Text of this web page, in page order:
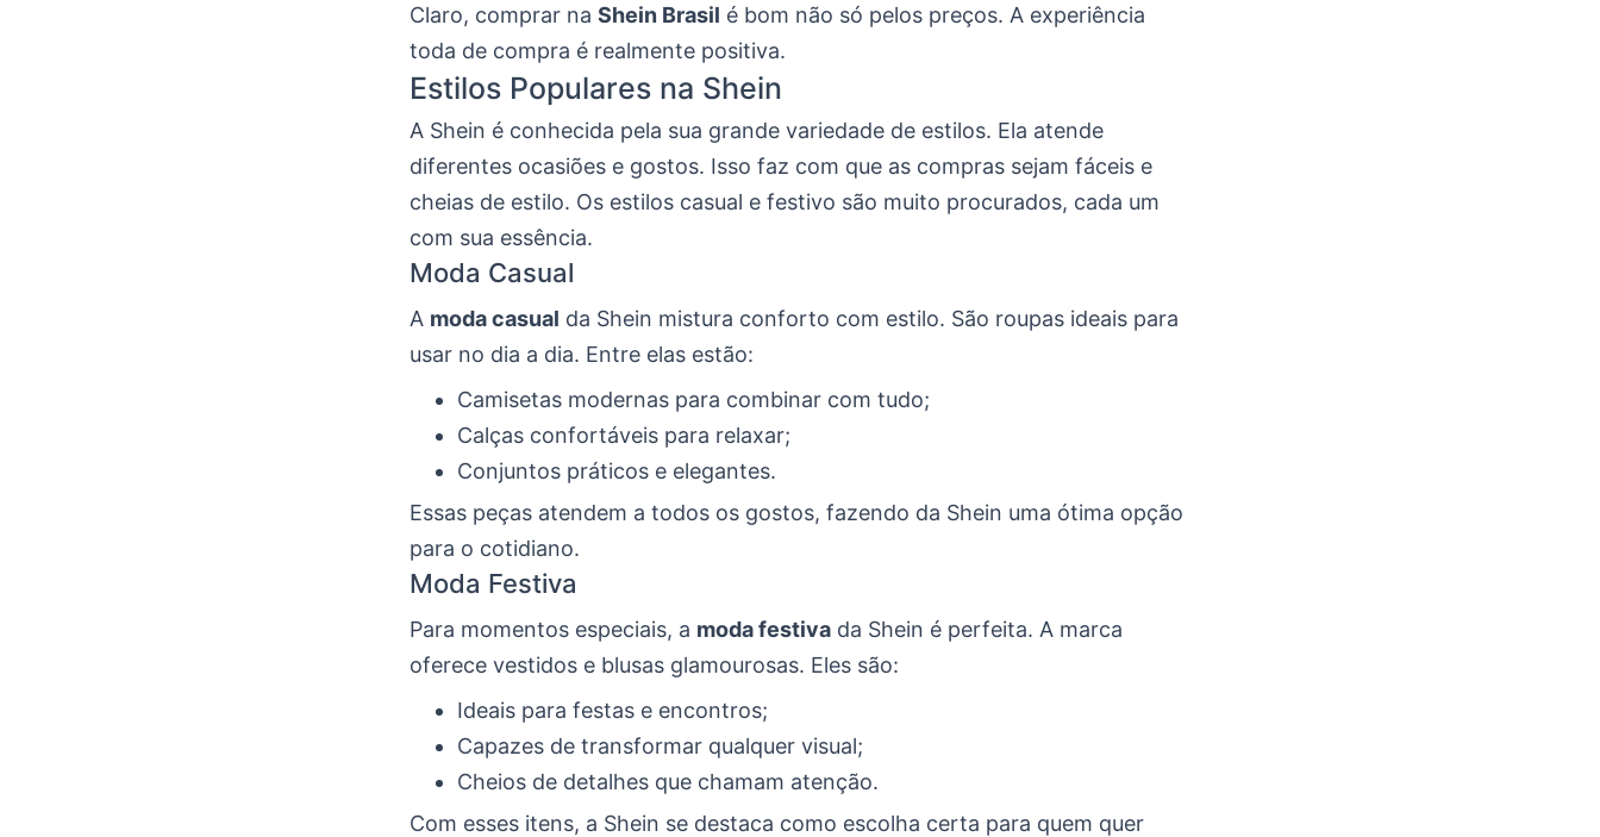
Claro, comprar na Shein Brasil é bom não só pelos preços. A experiência
toda de compra é realmente positiva.
Estilos Populares na Shein
A Shein é conhecida pela sua grande variedade de estilos. Ela atende
diferentes ocasiões e gostos. Isso faz com que as compras sejam fáceis e
cheias de estilo. Os estilos casual e festivo são muito procurados, cada um
com sua essência.
Moda Casual
A moda casual da Shein mistura conforto com estilo. São roupas ideais para
usar no dia a dia. Entre elas estão:
Camisetas modernas para combinar com tudo;
Calças confortáveis para relaxar;
Conjuntos práticos e elegantes.
Essas peças atendem a todos os gostos, fazendo da Shein uma ótima opção
para o cotidiano.
Moda Festiva
Para momentos especiais, a moda festiva da Shein é perfeita. A marca
oferece vestidos e blusas glamourosas. Eles são:
Ideais para festas e encontros;
Capazes de transformar qualquer visual;
Cheios de detalhes que chamam atenção.
Com esses itens, a Shein se destaca como escolha certa para quem quer